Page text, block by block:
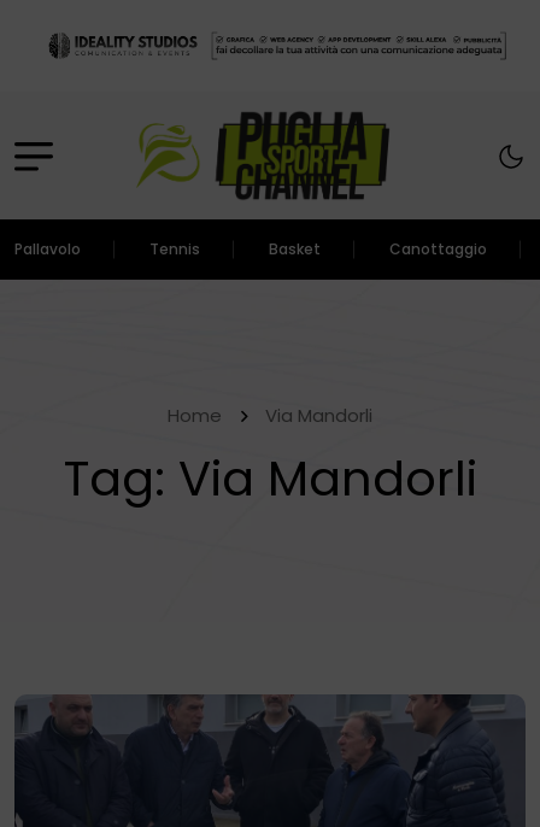
Pallavolo Tennis Basket Canottaggio
Home Via Mandorli
Tag: Via Mandorli